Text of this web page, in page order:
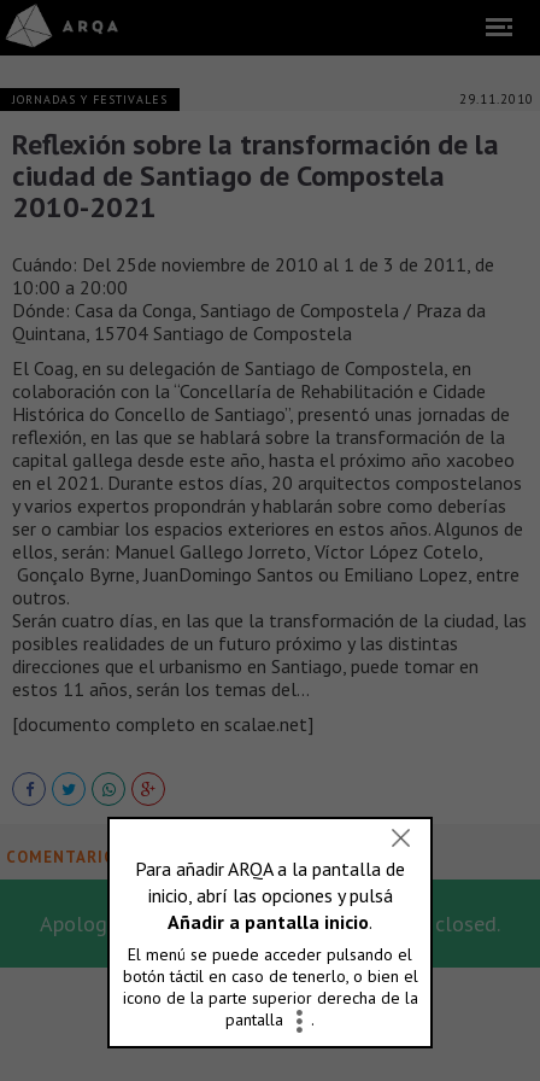
JORNADAS Y FESTIVALES 29.11.2010
Reflexión sobre la transformación de la
ciudad de Santiago de Compostela
2010-2021
Cuándo: Del 25de noviembre de 2010 al 1 de 3 de 2011, de
10:00 a 20:00
Dónde: Casa da Conga, Santiago de Compostela / Praza da
Quintana, 15704 Santiago de Compostela
El Coag, en su delegación de Santiago de Compostela, en
colaboración con la “Concellaría de Rehabilitación e Cidade
Histórica do Concello de Santiago”, presentó unas jornadas de
reflexión, en las que se hablará sobre la transformación de la
capital gallega desde este año, hasta el próximo año xacobeo
en el 2021. Durante estos días, 20 arquitectos compostelanos
y varios expertos propondrán y hablarán sobre como deberías
ser o cambiar los espacios exteriores en estos años. Algunos de
ellos, serán: Manuel Gallego Jorreto, Víctor López Cotelo,
Gonçalo Byrne, JuanDomingo Santos ou Emiliano Lopez, entre
outros.
Serán cuatro días, en las que la transformación de la ciudad, las
posibles realidades de un futuro próximo y las distintas
direcciones que el urbanismo en Santiago, puede tomar en
estos 11 años, serán los temas del…
[documento completo en scalae.net]
COMENTARIOS
Apologies, for this post the comments are closed.